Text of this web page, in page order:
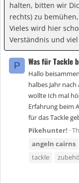
halten, bitten wir
rechts) zu
Vieles wird hier
Verständnis und
P Was für Tackle
Hallo
halbes Jahr
wollte Ich mal
Erfahrung beim
für das Tackle
Pikehunter!
angeln cairns
tackle